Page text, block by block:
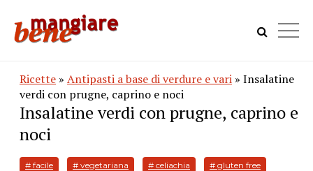
Ricette » Antipasti a base di verdure e vari » Insalatine
verdi con prugne, caprino e noci
Insalatine verdi con prugne, caprino e
noci
# facile # vegetariana # celiachia # gluten free